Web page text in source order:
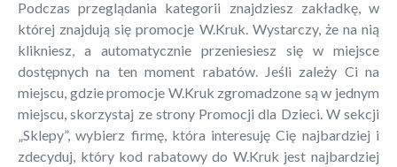
Podczas przeglądania kategorii znajdziesz zakładkę, w
której znajdują się promocje W.Kruk. Wystarczy, że na nią
klikniesz, a automatycznie przeniesiesz się w miejsce
dostępnych na ten moment rabatów. Jeśli zależy Ci na
miejscu, gdzie promocje W.Kruk zgromadzone są w jednym
miejscu, skorzystaj ze strony Promocji dla Dzieci. W sekcji
„Sklepy”, wybierz firmę, która interesuję Cię najbardziej i
zdecyduj, który kod rabatowy do W.Kruk jest najbardziej